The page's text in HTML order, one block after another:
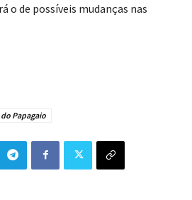
o de possíveis mudanças nas
Papagaio